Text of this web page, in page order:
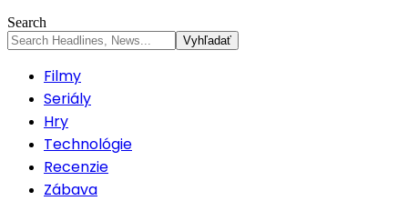
Search
Filmy
Seriály
Hry
Technológie
Recenzie
Zábava